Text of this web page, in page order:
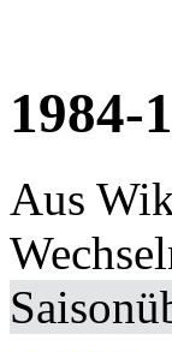
1984-
Aus